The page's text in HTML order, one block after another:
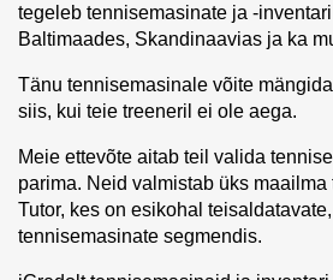
tegeleb tennisemasinate ja
Baltimaades, Skandinaavias ja ka
Tänu tennisemasinale võite
siis, kui teie treeneril ei ole aega.
Meie ettevõte aitab teil valida
parima. Neid valmistab üks maailma
Tutor, kes on esikohal
tennisemasinate segmendis.